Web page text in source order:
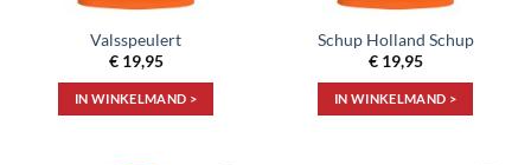
productpagina
Valsspeulert
€19,95
IN WINKELMAND >
Schup Holland Schup
€19,95
IN WINKELMAND >